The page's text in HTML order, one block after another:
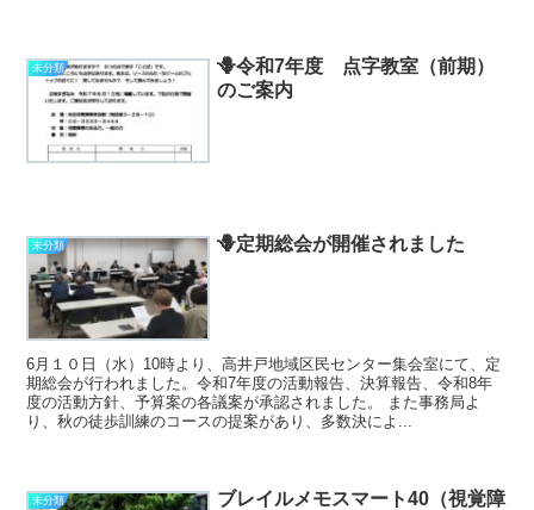
未分類
🪻令和7年度 点字教室（前期）
のご案内
未分類 🪻定期総会が開催されました
6月１０日（水）10時より、高井戸地域区民センター集会室にて、定
期総会が行われました。令和7年度の活動報告、決算報告、令和8年
度の活動方針、予算案の各議案が承認されました。 また事務局よ
り、秋の徒歩訓練のコースの提案があり、多数決によ...
未分類
ブレイルメモスマート40（視覚障